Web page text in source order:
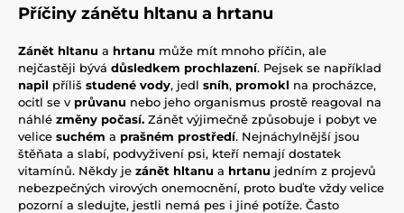
Příčiny zánětu hltanu a hrtanu
Zánět hltanu a hrtanu může mít mnoho příčin, ale
nejčastěji bývá důsledkem prochlazení. Pejsek se například
napil příliš studené vody, jedl sníh, promokl na procházce,
ocitl se v průvanu nebo jeho organismus prostě reagoval na
náhlé změny počasí. Zánět výjimečně způsobuje i pobyt ve
velice suchém a prašném prostředí. Nejnáchylnější jsou
štěňata a slabí, podvyživení psi, kteří nemají dostatek
vitamínů. Někdy je zánět hltanu a hrtanu jedním z projevů
nebezpečných virových onemocnění, proto buďte vždy velice
pozorní a sledujte, jestli nemá pes i jiné potíže. Často